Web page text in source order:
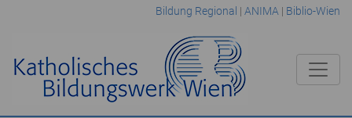
Bildung Regional | ANIMA | Biblio-Wien